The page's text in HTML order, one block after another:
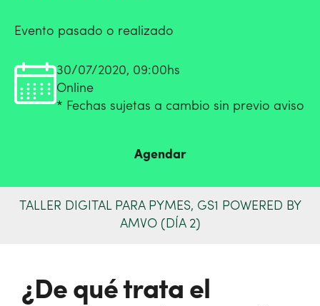
Evento pasado o realizado
30/07/2020, 09:00hs
Online
* Fechas sujetas a cambio sin previo aviso
Agendar
TALLER DIGITAL PARA PYMES, GS1 POWERED BY
AMVO (DÍA 2)
¿De qué trata el